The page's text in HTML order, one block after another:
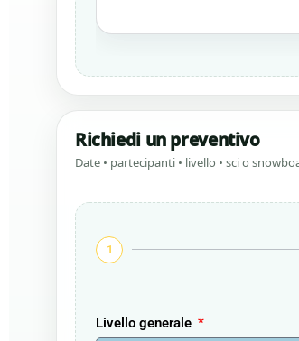
Richiedi un preventivo
Date • partecipanti • livello • sci o
1
Livello generale